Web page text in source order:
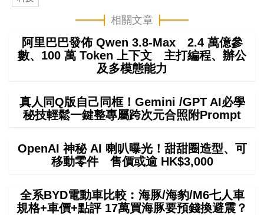
相關文章
阿里巴巴發佈 Qwen 3.8-Max 2.4 萬億參
數、100 萬 Token 上下文 主打編程、辦公
及多模態能力
真人同Q版自己同框！Gemini /GPT AI必學
秘技輕鬆一鍵整專屬跨次元合照附Prompt
OpenAI 神秘 AI 喇叭曝光！甜甜圈造型、可
移動零件 售價或逾 HK$3,000
全系BYD電動車比較︰海豚/海豹/M6七人車
規格+車價+點評 17萬買海豚要預錢換避震？